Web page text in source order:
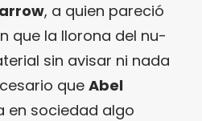
, a quien pareció
que la llorona del nu-
sin avisar ni nada
que Abel
en sociedad algo